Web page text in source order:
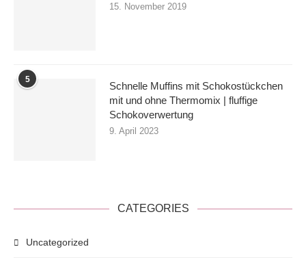
15. November 2019
5
Schnelle Muffins mit Schokostückchen
mit und ohne Thermomix | fluffige
Schokoverwertung
9. April 2023
CATEGORIES
Uncategorized